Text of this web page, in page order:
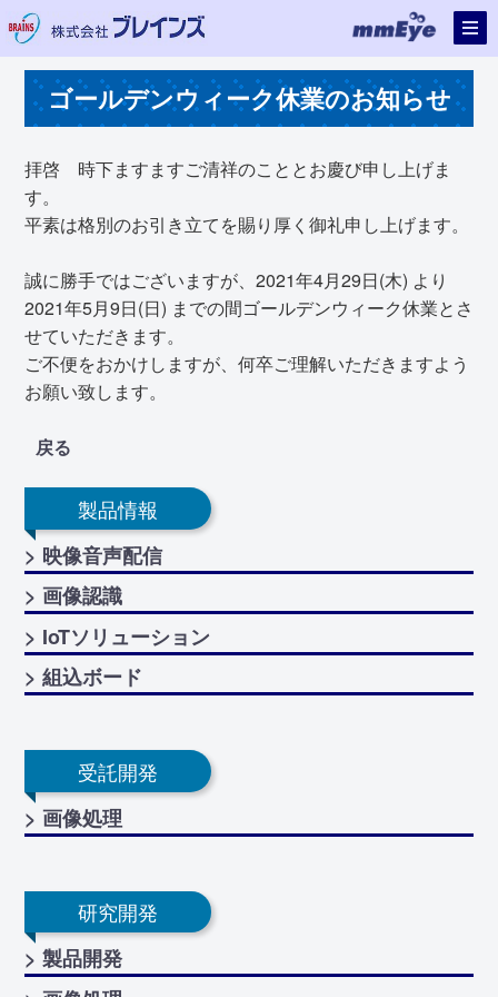
ゴールデンウィーク休業のお知らせ
拝啓 時下ますますご清祥のこととお慶び申し上げま
す。
平素は格別のお引き立てを賜り厚く御礼申し上げます。
誠に勝手ではございますが、2021年4月29日(木) より
2021年5月9日(日) までの間ゴールデンウィーク休業とさ
せていただきます。
ご不便をおかけしますが、何卒ご理解いただきますよう
お願い致します。
戻る
製品情報
> 映像音声配信
> 画像認識
> IoTソリューション
> 組込ボード
受託開発
> 画像処理
研究開発
> 製品開発